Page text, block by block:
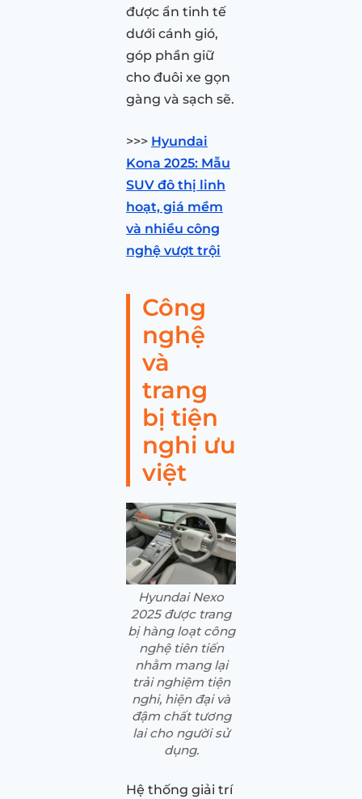
được ẩn tinh tế
dưới cánh gió,
góp phần giữ
cho đuôi xe gọn
gàng và sạch sẽ.
>>> Hyundai
Kona 2025: Mẫu
SUV đô thị linh
hoạt, giá mềm
và nhiều công
nghệ vượt trội
Công
nghệ
và
trang
bị tiện
nghi ưu
việt
Hyundai Nexo
2025 được trang
bị hàng loạt công
nghệ tiên tiến
nhằm mang lại
trải nghiệm tiện
nghi, hiện đại và
đậm chất tương
lai cho người sử
dụng.
Hệ thống giải trí